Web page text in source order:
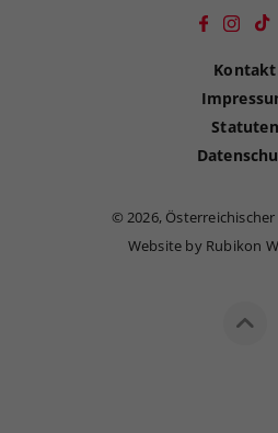
Kontakt
Statuten
©2026,
Website by Rubikon